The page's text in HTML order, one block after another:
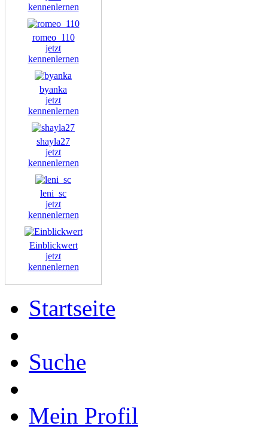
kennenlernen
romeo_110
jetzt
kennenlernen
byanka
jetzt
kennenlernen
shayla27
jetzt
kennenlernen
leni_sc
jetzt
kennenlernen
Einblickwert
jetzt
kennenlernen
Startseite
Suche
Mein Profil